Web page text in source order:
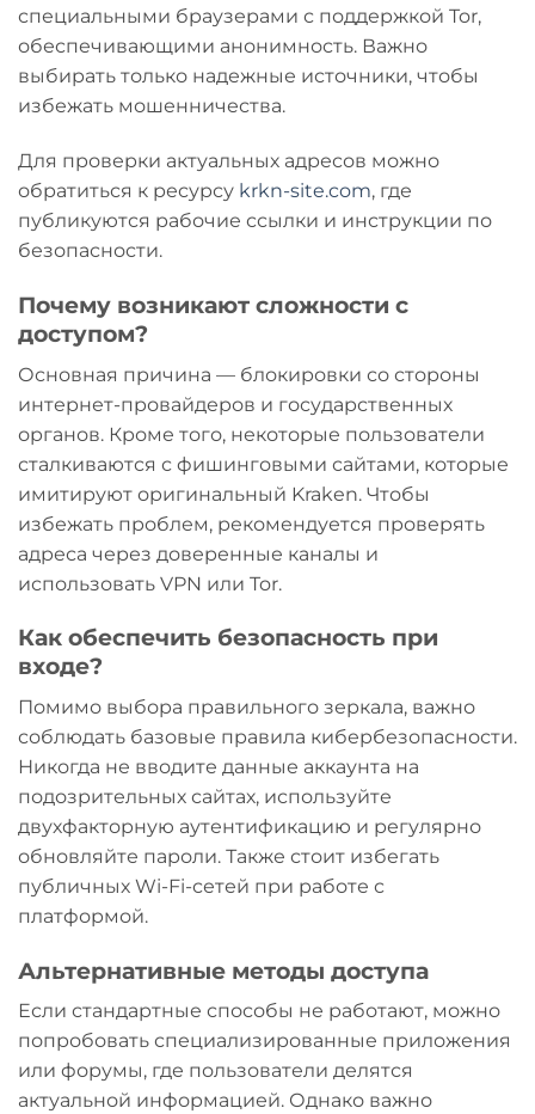
специальными браузерами с поддержкой Tor,
обеспечивающими анонимность. Важно
выбирать только надежные источники, чтобы
избежать мошенничества.
Для проверки актуальных адресов можно
обратиться к ресурсу krkn-site.com, где
публикуются рабочие ссылки и инструкции по
безопасности.
Почему возникают сложности с
доступом?
Основная причина — блокировки со стороны
интернет-провайдеров и государственных
органов. Кроме того, некоторые пользователи
сталкиваются с фишинговыми сайтами, которые
имитируют оригинальный Kraken. Чтобы
избежать проблем, рекомендуется проверять
адреса через доверенные каналы и
использовать VPN или Tor.
Как обеспечить безопасность при
входе?
Помимо выбора правильного зеркала, важно
соблюдать базовые правила кибербезопасности.
Никогда не вводите данные аккаунта на
подозрительных сайтах, используйте
двухфакторную аутентификацию и регулярно
обновляйте пароли. Также стоит избегать
публичных Wi-Fi-сетей при работе с
платформой.
Альтернативные методы доступа
Если стандартные способы не работают, можно
попробовать специализированные приложения
или форумы, где пользователи делятся
актуальной информацией. Однако важно